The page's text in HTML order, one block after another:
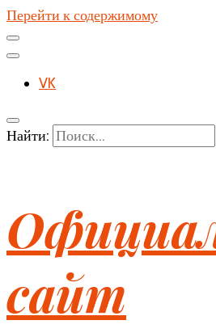
Перейти к содержимому
VK
Найти:
сайт